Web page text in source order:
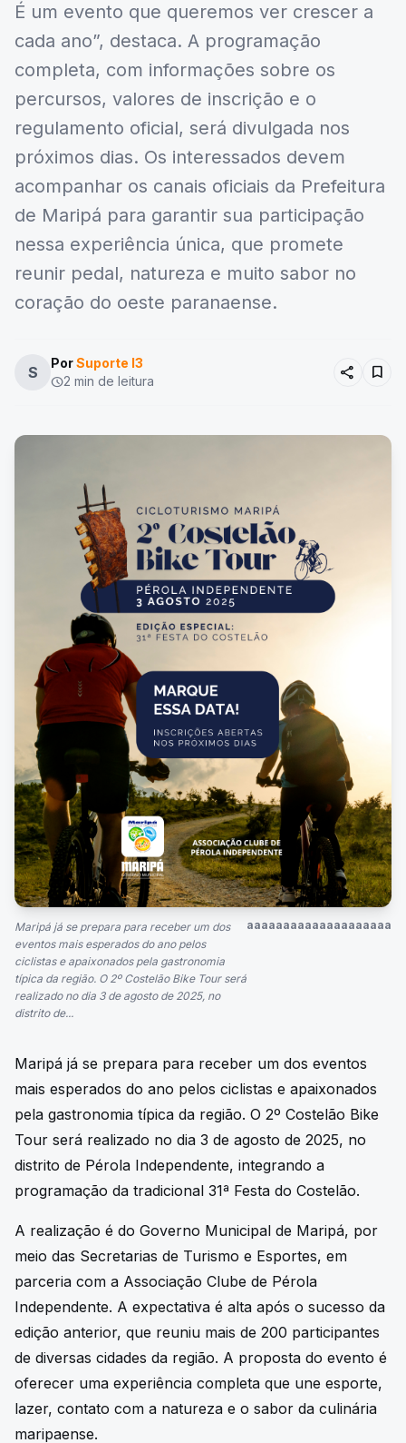
É um evento que queremos ver crescer a
cada ano”, destaca. A programação
completa, com informações sobre os
percursos, valores de inscrição e o
regulamento oficial, será divulgada nos
próximos dias. Os interessados devem
acompanhar os canais oficiais da Prefeitura
de Maripá para garantir sua participação
nessa experiência única, que promete
reunir pedal, natureza e muito sabor no
coração do oeste paranaense.
S
PorSuporte I3
schedule2 min de leitura share bookmark
Maripá já se prepara para receber um dos
eventos mais esperados do ano pelos
ciclistas e apaixonados pela gastronomia
típica da região. O 2º Costelão Bike Tour será
realizado no dia 3 de agosto de 2025, no
distrito de...
aaaaaaaaaaaaaaaaaaaa
Maripá já se prepara para receber um dos eventos
mais esperados do ano pelos ciclistas e apaixonados
pela gastronomia típica da região. O 2º Costelão Bike
Tour será realizado no dia 3 de agosto de 2025, no
distrito de Pérola Independente, integrando a
programação da tradicional 31ª Festa do Costelão.
A realização é do Governo Municipal de Maripá, por
meio das Secretarias de Turismo e Esportes, em
parceria com a Associação Clube de Pérola
Independente. A expectativa é alta após o sucesso da
edição anterior, que reuniu mais de 200 participantes
de diversas cidades da região. A proposta do evento é
oferecer uma experiência completa que une esporte,
lazer, contato com a natureza e o sabor da culinária
maripaense.